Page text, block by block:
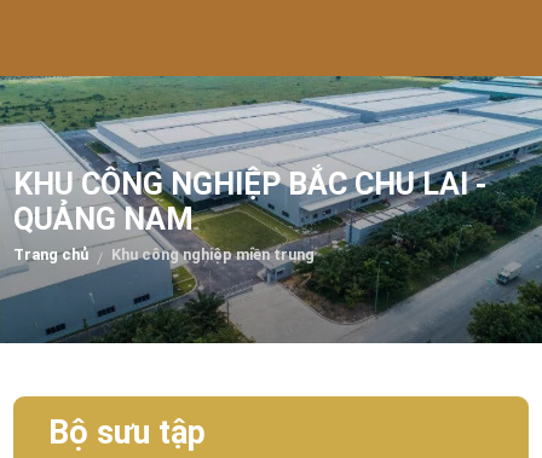
KHU CÔNG NGHIỆP BẮC CHU LAI -
QUẢNG NAM
Trang chủ / Khu công nghiệp miền trung
Bộ sưu tập